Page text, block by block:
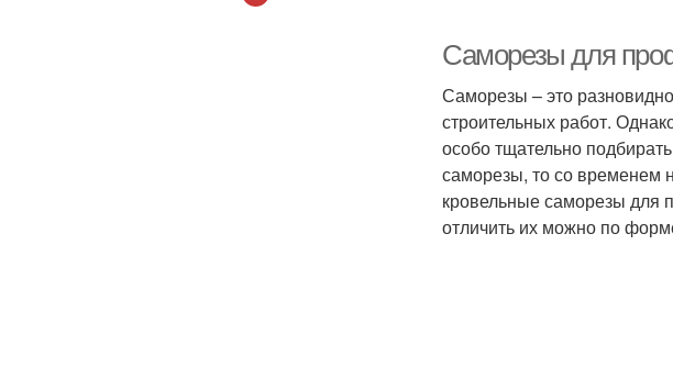
Саморезы для
Саморезы – это
строительных работ.
особо тщательно
саморезы, то со временем
кровельные саморезы для
отличить их можно по